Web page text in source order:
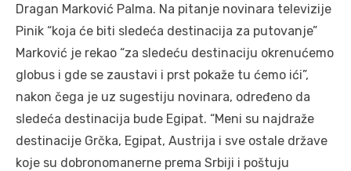
Dragan Marković Palma. Na pitanje novinara televizije
Pinik “koja će biti sledeća destinacija za putovanje”
Marković je rekao “za sledeću destinaciju okrenućemo
globus i gde se zaustavi i prst pokaže tu ćemo ići”,
nakon čega je uz sugestiju novinara, određeno da
sledeća destinacija bude Egipat. “Meni su najdraže
destinacije Grčka, Egipat, Austrija i sve ostale države
koje su dobronomanerne prema Srbiji i poštuju